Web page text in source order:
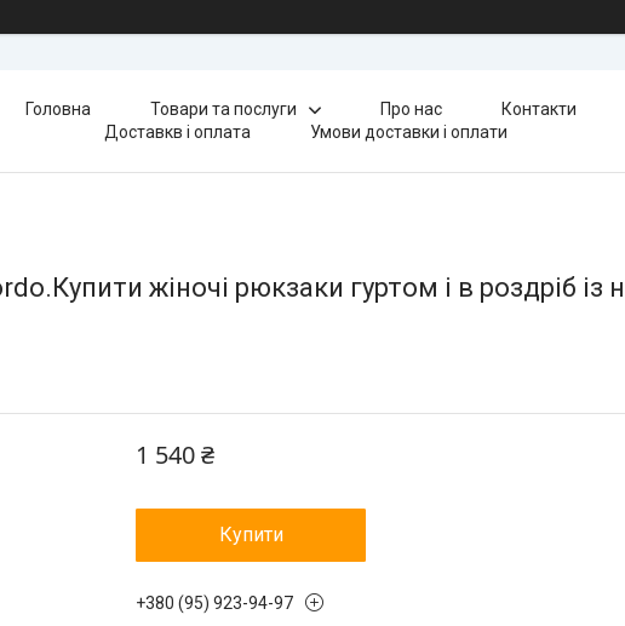
Головна Товари та послуги Про нас
Контакти
Доставкв і оплата
Умови доставки і оплати
жіночі рюкзаки гуртом і в роздріб із
1 540 ₴
Купити
+380 (95) 923-94-97